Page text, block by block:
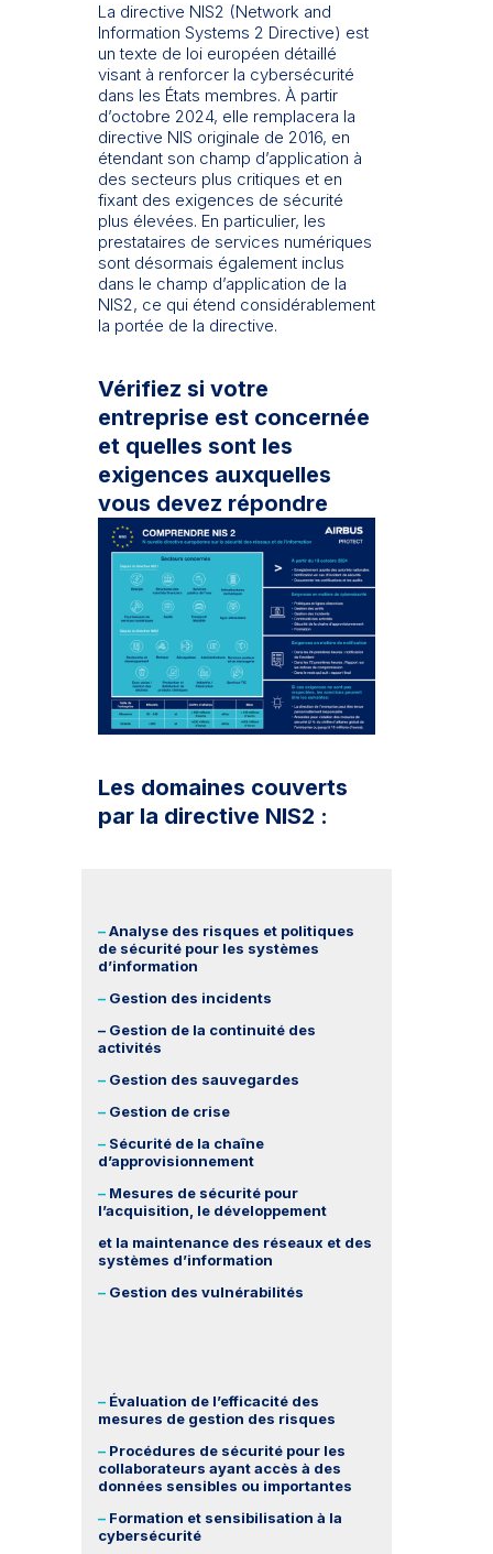
La directive NIS2 (Network and
Information Systems 2 Directive) est
un texte de loi européen détaillé
visant à renforcer la cybersécurité
dans les États membres. À partir
d’octobre 2024, elle remplacera la
directive NIS originale de 2016, en
étendant son champ d’application à
des secteurs plus critiques et en
fixant des exigences de sécurité
plus élevées. En particulier, les
prestataires de services numériques
sont désormais également inclus
dans le champ d’application de la
NIS2, ce qui étend considérablement
la portée de la directive.
Vérifiez si votre
entreprise est concernée
et quelles sont les
exigences auxquelles
vous devez répondre
Les domaines couverts
par la directive NIS2 :
–Analyse des risques et politiques
de sécurité pour les systèmes
d’information
– Gestion des incidents
– Gestion de la continuité des
activités
– Gestion des sauvegardes
– Gestion de crise
– Sécurité de la chaîne
d’approvisionnement
– Mesures de sécurité pour
l’acquisition, le développement
et la maintenance des réseaux et des
systèmes d’information
– Gestion des vulnérabilités
– Évaluation de l’efficacité des
mesures de gestion des risques
– Procédures de sécurité pour les
collaborateurs ayant accès à des
données sensibles ou importantes
– Formation et sensibilisation à la
cybersécurité